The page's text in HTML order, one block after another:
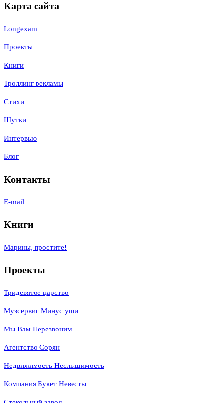
Карта сайта
Longexam
Проекты
Книги
Троллинг рекламы
Стихи
Шутки
Интервью
Блог
Контакты
E-mail
Книги
Марины, простите!
Проекты
Тридевятое царство
Музсервис Минус уши
Мы Вам Перезвоним
Агентство Сорян
Недвижимость Неслышимость
Компания Букет Невесты